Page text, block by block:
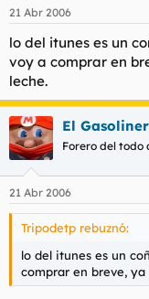
21 Abr 2006
lo del itunes es un
voy a comprar en
leche.
El
Forero del todo
21 Abr 2006
Tripodetp rebuznó:
lo del itunes es un
comprar en breve,